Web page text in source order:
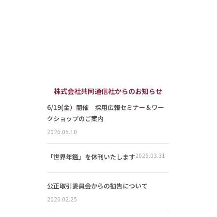
株式会社共同通信社からのお知らせ
6/19(金）開催 採用広報セミナー＆ワー
クショップのご案内
2026.05.10
「世界年鑑」を休刊いたします2026.03.31
公正取引委員会からの勧告について
2026.02.25